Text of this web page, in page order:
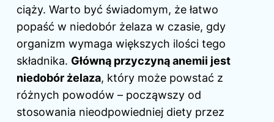
ciąży. Warto być świadomym, że łatwo
popaść w niedobór żelaza w czasie, gdy
organizm wymaga większych ilości tego
składnika. Główną przyczyną anemii jest
niedobór żelaza, który może powstać z
różnych powodów – począwszy od
stosowania nieodpowiedniej diety przez